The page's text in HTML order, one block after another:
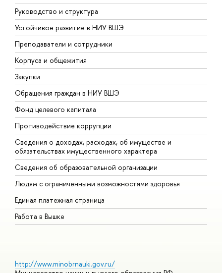
Руководство и структура
Устойчивое развитие в НИУ ВШЭ
Преподаватели и сотрудники
Корпуса и общежития
Закупки
Обращения граждан в НИУ ВШЭ
Фонд целевого капитала
Противодействие коррупции
Сведения о доходах, расходах, об имуществе и
обязательствах имущественного характера
Сведения об образовательной организации
Людям с ограниченными возможностями здоровья
Единая платежная страница
Работа в Вышке
http://www.minobrnauki.gov.ru/